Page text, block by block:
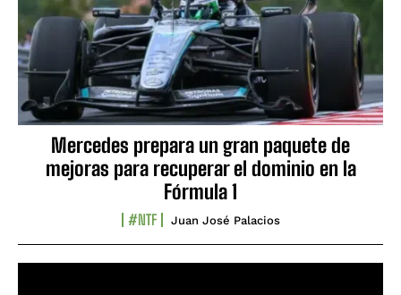
Mercedes prepara un gran paquete de
mejoras para recuperar el dominio en la
Fórmula 1
#NTF Juan José Palacios